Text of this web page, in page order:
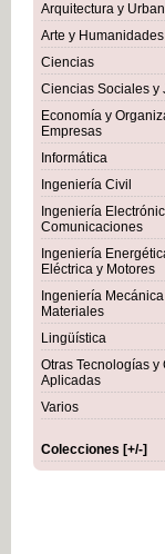
Arquitectura y
Arte y Humanidades
Ciencias
Ciencias Sociales y
Economía y
Empresas
Informática
Ingeniería Civil
Ingeniería
Comunicaciones
Ingeniería
Eléctrica y Motores
Ingeniería
Materiales
Lingüística
Otras Tecnologías y
Aplicadas
Varios
Colecciones [+/-]